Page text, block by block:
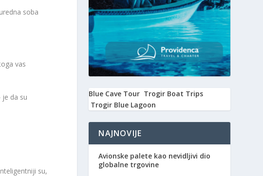
soba
vas
da su
su,
Blue Cave Tour Trogir Boat Trips
Trogir Blue Lagoon
NAJNOVIJE
Avionske palete kao nevidljivi dio
globalne trgovine